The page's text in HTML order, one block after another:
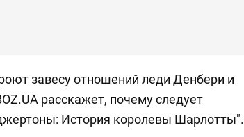
завесу отношений леди Денбери и
расскажет, почему следует
История королевы Шарлотты".